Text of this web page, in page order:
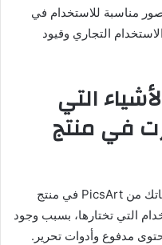
مناسبة للاستخدام في
التجاري وقيود
التي
في منتج
يعتمد إذا ما كان يمكنك استخدام إبداعاتك من PicsArt في منتج
التي تختارها، بسبب وجود
مدفوع وأدوات تحرير.